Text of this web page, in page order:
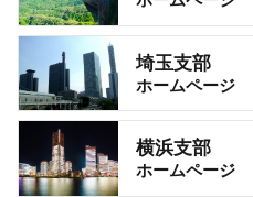
埼玉支部
ホームページ
横浜支部
ホームページ